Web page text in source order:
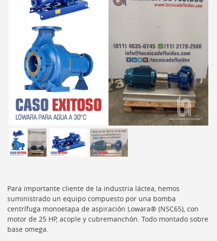
Para importante cliente de la industria láctea, hemos
suministrado un equipo compuesto por una bomba
centrífuga monoetapa de aspiración Lowara® (NSC65), con
motor de 25 HP, acople y cubremanchón. Todo montado sobre
base omega.